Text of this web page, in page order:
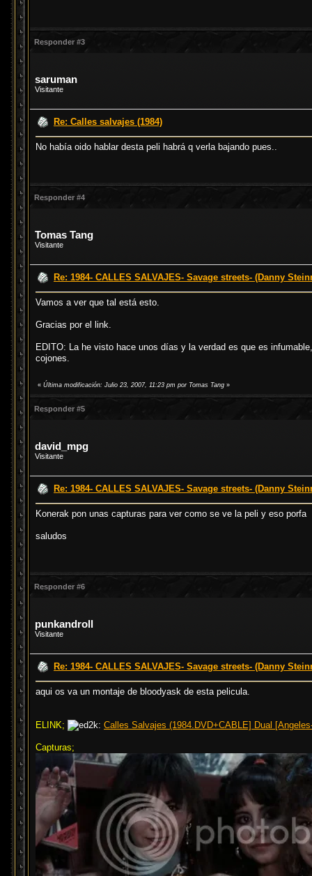
Responder #3
saruman
Visitante
Re: Calles salvajes (1984)
No había oido hablar desta peli habrá q verla bajando pues..
Responder #4
Tomas Tang
Visitante
Re: 1984- CALLES SALVAJES- Savage streets- (Danny
Vamos a ver que tal está esto.
Gracias por el link.
EDITO: La he visto hace unos días y la verdad es que es
cojones.
« Última modificación: Julio 23, 2007, 11:23 pm por Tomas Tang »
Responder #5
david_mpg
Visitante
Re: 1984- CALLES SALVAJES- Savage streets- (Danny
Konerak pon unas capturas para ver como se ve la peli y eso porfa
saludos
Responder #6
punkandroll
Visitante
Re: 1984- CALLES SALVAJES- Savage streets- (Danny
aqui os va un montaje de bloodyask de esta pelicula.
ELINK; Calles Salvajes (1984.DVD+CABLE] Dual
Capturas;